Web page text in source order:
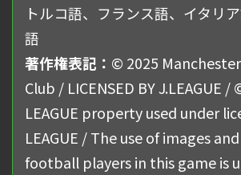
トルコ語、フランス語、イタリ
語
著作権表記： © 2025
Club / LICENSED BY J.LEAGUE /
LEAGUE property used under
LEAGUE / The use of images
football players in this game is